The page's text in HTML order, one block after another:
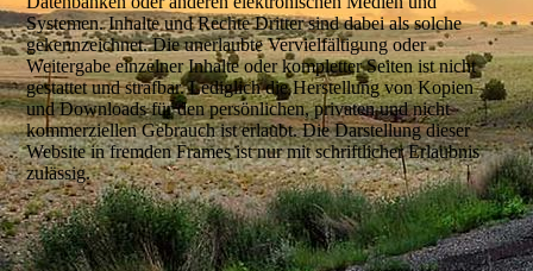
Systemen. Inhalte und Rechte Dritter sind dabei als solche
gekennzeichnet. Die unerlaubte Vervielfältigung oder
Weitergabe einzelner Inhalte oder kompletter Seiten ist nicht
gestattet und strafbar. Lediglich die Herstellung von Kopien
und Downloads für den persönlichen, privaten und nicht
kommerziellen Gebrauch ist erlaubt. Die Darstellung dieser
Website in fremden Frames ist nur mit schriftlicher Erlaubnis
zulässig.